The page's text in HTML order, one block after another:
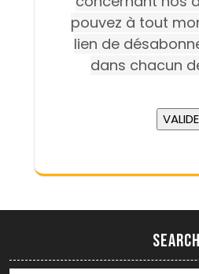
pouvez à tout
lien de
dans chacun
Search